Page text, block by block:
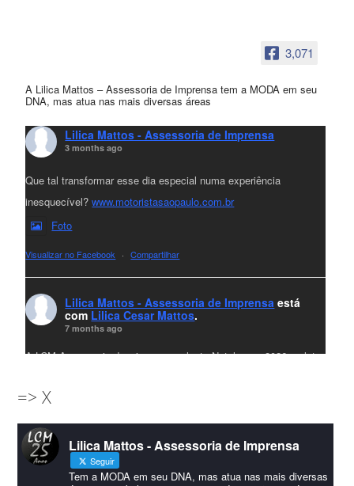
3,071
A Lilica Mattos – Assessoria de Imprensa tem a MODA em seu
DNA, mas atua nas mais diversas áreas
Lilica Mattos - Assessoria de Imprensa
3 months ago
Que tal transformar esse dia especial numa experiência
inesquecível?www.motoristasaopaulo.com.br
Foto
Visualizar no Facebook · Compartilhar
Lilica Mattos - Assessoria de Imprensa está
com Lilica Cesar Mattos.
7 months ago
A LCM Assessoria deseja um excelente Natal e um 2026 repleto
amigos que sempre nos acompanham!🎄✨🥂❤️
#lcmassessoriassessoria#natal #merrychristmas #felizanonovo
#HappyNewYear
Foto
=> X
Lilica Mattos - Assessoria de Imprensa
Seguir
Tem a MODA em seu DNA, mas atua nas mais diversas